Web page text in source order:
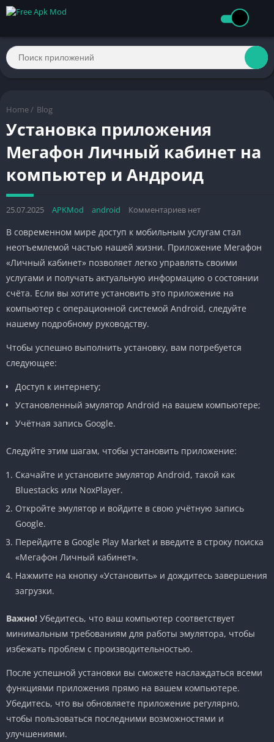
Home / Blog
Установка приложения
Мегафон Личный кабинет на
компьютер и Андроид
25.07.2025 APKMod android Комментариев нет
В современном мире доступ к мобильным услугам стал
неотъемлемой частью нашей жизни. Приложение Мегафон
«Личный кабинет» позволяет легко управлять своими
услугами и получать актуальную информацию о состоянии
счёта. Если вы хотите установить это приложение на
компьютер с операционной системой Android, следуйте
нашему подробному руководству.
Чтобы успешно выполнить установку, вам потребуется
следующее:
Доступ к интернету;
Установленный эмулятор Android на вашем компьютере;
Учётная запись Google.
Следуйте этим шагам, чтобы установить приложение:
Скачайте и установите эмулятор Android, такой как
Bluestacks или NoxPlayer.
Откройте эмулятор и войдите в свою учётную запись
Google.
Перейдите в Google Play Market и введите в строку поиска
«Мегафон Личный кабинет».
Нажмите на кнопку «Установить» и дождитесь завершения
загрузки.
Важно! Убедитесь, что ваш компьютер соответствует
минимальным требованиям для работы эмулятора, чтобы
избежать проблем с производительностью.
После успешной установки вы сможете наслаждаться всеми
функциями приложения прямо на вашем компьютере.
Убедитесь, что вы обновляете приложение регулярно,
чтобы пользоваться последними возможностями и
улучшениями.